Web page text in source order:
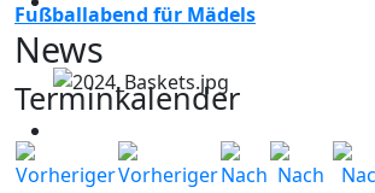
Fußballabend für Mädels
News
Terminkalender